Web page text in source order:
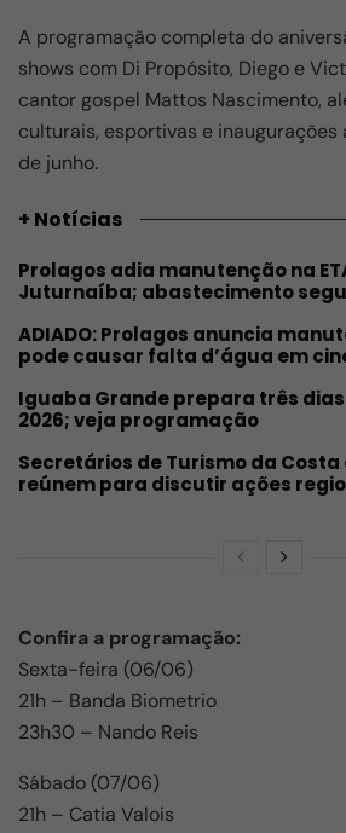
A programação completa do
shows com Di Propósito, Diego e
cantor gospel Mattos Nascimento,
culturais, esportivas e inaugurações
de junho.
+ Notícias
Prolagos adia manutenção na
Juturnaíba; abastecimento
ADIADO: Prolagos anuncia
pode causar falta d’água em
Iguaba Grande prepara três dias
2026; veja programação
Secretários de Turismo da Costa
reúnem para discutir ações
Confira a programação:
Sexta-feira (06/06)
21h – Banda Biometrio
23h30 – Nando Reis
Sábado (07/06)
21h – Catia Valois